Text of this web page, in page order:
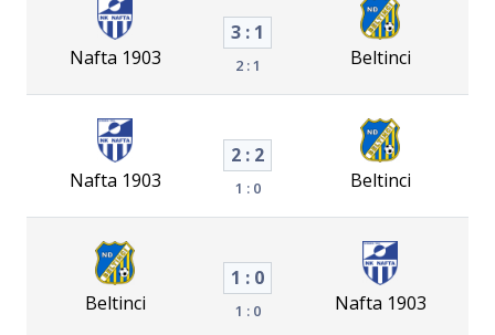
Nafta 1903
3 : 1
2 : 1 Beltinci
Nafta 1903
2 : 2
1 : 0 Beltinci
Beltinci
1 : 0
1 : 0 Nafta 1903